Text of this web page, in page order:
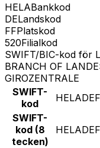
HELABankkod
DELandskod
FFPlatskod
520Filialkod
SWIFT/BIC-kod för
BRANCH OF
GIROZENTRALE
SWIFT-
kod
SWIFT-
kod (8
tecken)